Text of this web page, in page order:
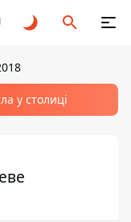
у столиці